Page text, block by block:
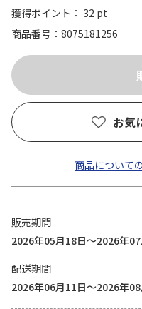
獲得ポイント： 32 pt
商品番号
8075181256
お気
商品について
販売期間
2026年05月18日～2026年
配送期間
2026年06月11日～2026年